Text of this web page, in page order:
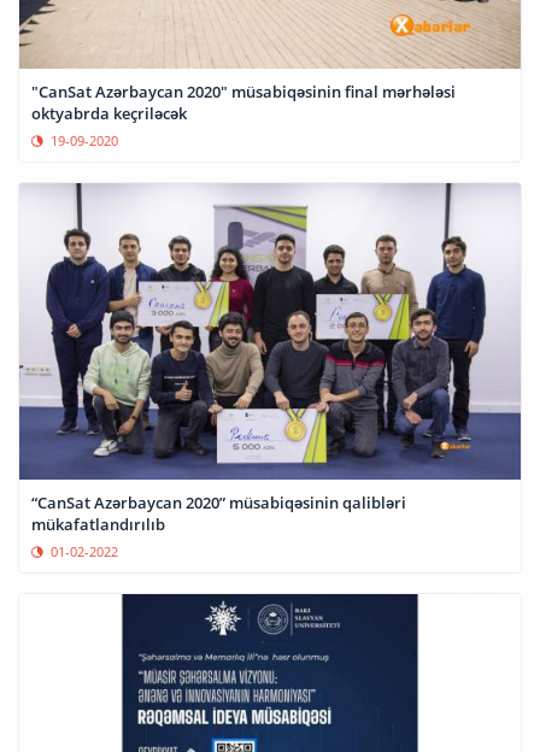
"CanSat Azərbaycan 2020" müsabiqəsinin final mərhələsi
oktyabrda keçriləcək
19-09-2020
“CanSat Azərbaycan 2020” müsabiqəsinin qalibləri
mükafatlandırılıb
01-02-2022